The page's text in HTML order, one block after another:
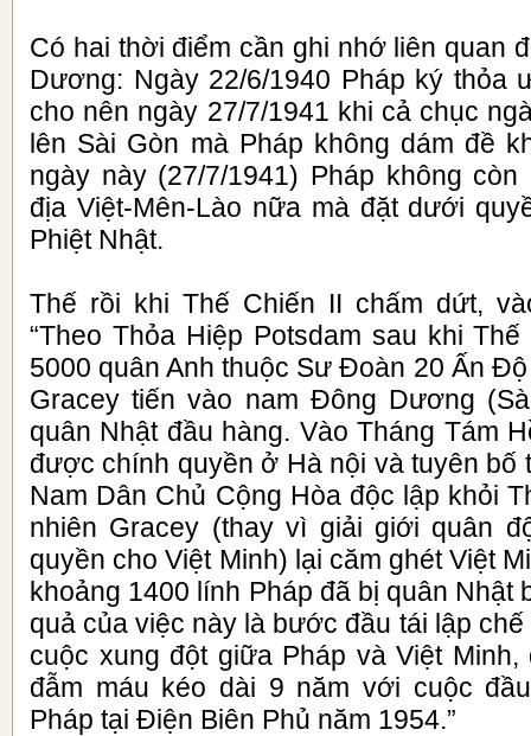
Có hai thời điểm cần ghi nhớ liên quan
Dương: Ngày 22/6/1940 Pháp ký thỏa
cho nên ngày 27/7/1941 khi cả chục
lên Sài Gòn mà Pháp không dám đề
ngày này (27/7/1941) Pháp không
địa Việt-Mên-Lào nữa mà đặt dưới
Phiệt Nhật.
Thế rồi khi Thế Chiến II chấm dứt,
“Theo Thỏa Hiệp Potsdam sau khi
5000 quân Anh thuộc Sư Đoàn 20 Ấn
Gracey tiến vào nam Đông Dương
quân Nhật đầu hàng. Vào Tháng Tám
được chính quyền ở Hà nội và tuyên bố
Nam Dân Chủ Cộng Hòa độc lập khỏi
nhiên Gracey (thay vì giải giới quân
quyền cho Việt Minh) lại căm ghét Việt
khoảng 1400 lính Pháp đã bị quân Nhật
quả của việc này là bước đầu tái lập
cuộc xung đột giữa Pháp và Việt
đẫm máu kéo dài 9 năm với cuộc
Pháp tại Điện Biên Phủ năm 1954.”